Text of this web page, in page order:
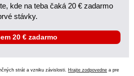
kde na teba čaká 20 € zadarmo
stávky.
20 € zadarmo
strát a vzniku závislosti. Hrajte zodpovedne a pre